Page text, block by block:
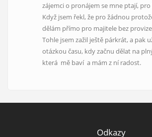
zájemci o pronájem se mne ptají, pro
Když jsem řekl, že pro žádnou
dělám přímo pro majitele bez
Tohle jsem zažil ještě párkrát, a pak
otázkou času, kdy začnu dělat na
která mě baví a mám z ní radost.
Odkazy